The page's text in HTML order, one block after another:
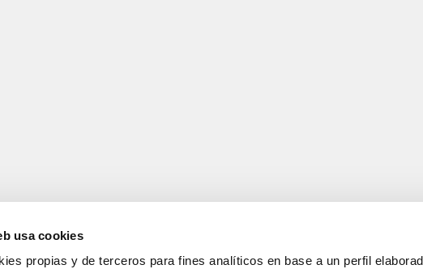
usa cookies
propias y de terceros para fines analíticos en base a un perfil